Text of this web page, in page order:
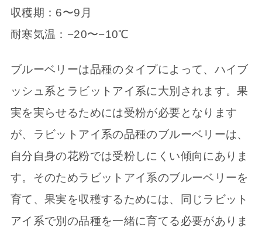
収穫期：6〜9月
耐寒気温：−20〜−10℃
ブルーベリーは品種のタイプによって、ハイブ
ッシュ系とラビットアイ系に大別されます。果
実を実らせるためには受粉が必要となります
が、ラビットアイ系の品種のブルーベリーは、
自分自身の花粉では受粉しにくい傾向にありま
す。そのためラビットアイ系のブルーベリーを
育て、果実を収穫するためには、同じラビット
アイ系で別の品種を一緒に育てる必要がありま